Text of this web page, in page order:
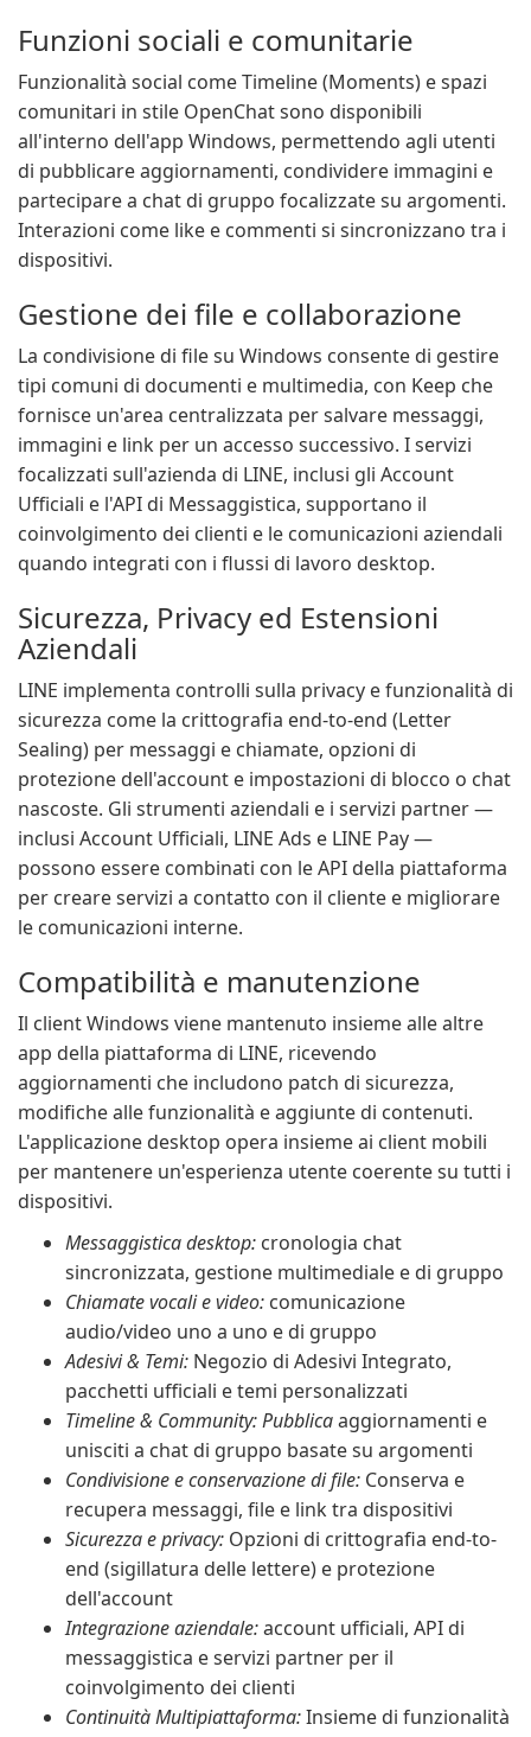
Funzioni sociali e comunitarie
Funzionalità social come Timeline (Moments) e spazi
comunitari in stile OpenChat sono disponibili
all'interno dell'app Windows, permettendo agli utenti
di pubblicare aggiornamenti, condividere immagini e
partecipare a chat di gruppo focalizzate su argomenti.
Interazioni come like e commenti si sincronizzano tra i
dispositivi.
Gestione dei file e collaborazione
La condivisione di file su Windows consente di gestire
tipi comuni di documenti e multimedia, con Keep che
fornisce un'area centralizzata per salvare messaggi,
immagini e link per un accesso successivo. I servizi
focalizzati sull'azienda di LINE, inclusi gli Account
Ufficiali e l'API di Messaggistica, supportano il
coinvolgimento dei clienti e le comunicazioni aziendali
quando integrati con i flussi di lavoro desktop.
Sicurezza, Privacy ed Estensioni
Aziendali
LINE implementa controlli sulla privacy e funzionalità di
sicurezza come la crittografia end-to-end (Letter
Sealing) per messaggi e chiamate, opzioni di
protezione dell'account e impostazioni di blocco o chat
nascoste. Gli strumenti aziendali e i servizi partner —
inclusi Account Ufficiali, LINE Ads e LINE Pay —
possono essere combinati con le API della piattaforma
per creare servizi a contatto con il cliente e migliorare
le comunicazioni interne.
Compatibilità e manutenzione
Il client Windows viene mantenuto insieme alle altre
app della piattaforma di LINE, ricevendo
aggiornamenti che includono patch di sicurezza,
modifiche alle funzionalità e aggiunte di contenuti.
L'applicazione desktop opera insieme ai client mobili
per mantenere un'esperienza utente coerente su tutti i
dispositivi.
Messaggistica desktop: cronologia chat
sincronizzata, gestione multimediale e di gruppo
Chiamate vocali e video: comunicazione
audio/video uno a uno e di gruppo
Adesivi & Temi: Negozio di Adesivi Integrato,
pacchetti ufficiali e temi personalizzati
Timeline & Community: Pubblicaaggiornamenti e
unisciti a chat di gruppo basate su argomenti
Condivisione e conservazione di file: Conserva e
recupera messaggi, file e link tra dispositivi
Sicurezza e privacy: Opzioni di crittografia end-to-
end (sigillatura delle lettere) e protezione
dell'account
Integrazione aziendale:account ufficiali, API di
messaggistica e servizi partner per il
coinvolgimento dei clienti
Continuità Multipiattaforma:Insieme di funzionalità